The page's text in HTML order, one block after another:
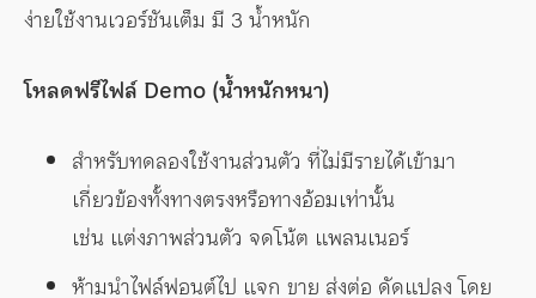
ง่ายใช้งานเวอร์ชันเต็ม มี 3 น้ำหนัก
โหลดฟรีไฟล์ Demo (น้ำหนักหนา)
สำหรับทดลองใช้งานส่วนตัว ที่ไม่มีรายได้เข้ามา
เกี่ยวข้องทั้งทางตรงหรือทางอ้อมเท่านั้น
เช่น แต่งภาพส่วนตัว จดโน้ต แพลนเนอร์
ห้ามนำไฟล์ฟอนต์ไป แจก ขาย ส่งต่อ ดัดแปลง โดย